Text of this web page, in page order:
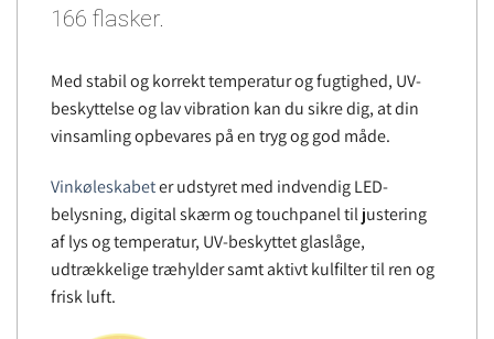
166 flasker.
Med stabil og korrekt temperatur og fugtighed, UV-
beskyttelse og lav vibration kan du sikre dig, at din
vinsamling opbevares på en tryg og god måde.
Vinkøleskabeter udstyret med indvendig LED-
belysning, digital skærm og touchpanel til justering
af lys og temperatur, UV-beskyttet glaslåge,
udtrækkelige træhylder samt aktivt kulfilter til ren og
frisk luft.